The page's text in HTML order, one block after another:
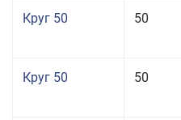
Круг 50 50
Круг 50 50